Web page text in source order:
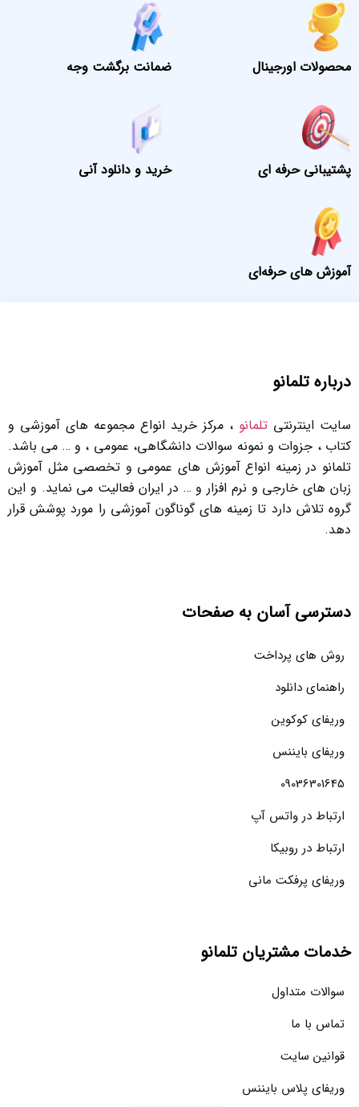
محصولات اورجینال ضمانت برگشت وجه
پشتیبانی حرفه ای خرید و دانلود آنی
آموزش های حرفه‌ای
درباره تلمانو
سایت اینترنتی تلمانو ، مرکز خرید انواع مجموعه های آموزشی و
کتاب ، جزوات و نمونه سوالات دانشگاهی، عمومی ، و … می باشد.
تلمانو در زمینه انواع آموزش های عمومی و تخصصی مثل آموزش
زبان های خارجی و نرم افزار و … در ایران فعالیت می نماید. و این
گروه تلاش دارد تا زمینه های گوناگون آموزشی را مورد پوشش قرار
دهد.
دسترسی آسان به صفحات
روش های پرداخت
راهنمای دانلود
وریفای کوکوین
وریفای بایننس
09036301645
ارتباط در واتس آپ
ارتباط در روبیکا
وریفای پرفکت مانی
خدمات مشتریان تلمانو
سوالات متداول
تماس با ما
قوانین سایت
وریفای پلاس بایننس